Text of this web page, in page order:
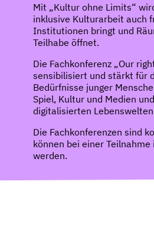
Mit „Kultur ohne Limits“
inklusive Kulturarbeit auch
Institutionen bringt und
Teilhabe öffnet.
Die Fachkonferenz „Our
sensibilisiert und stärkt für
Bedürfnisse junger
Spiel, Kultur und Medien
digitalisierten
Die Fachkonferenzen sind
können bei einer
werden.